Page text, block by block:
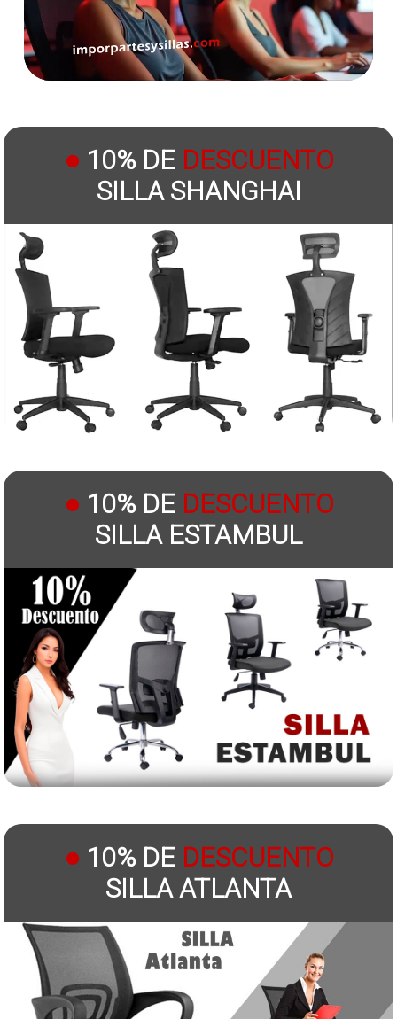
● 10% DE DESCUENTO
SILLA SHANGHAI
● 10% DE DESCUENTO
SILLA ESTAMBUL
● 10% DE DESCUENTO
SILLA ATLANTA